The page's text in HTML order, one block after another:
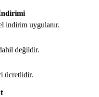
indirim uygulanır.
değildir.
ücretlidir.